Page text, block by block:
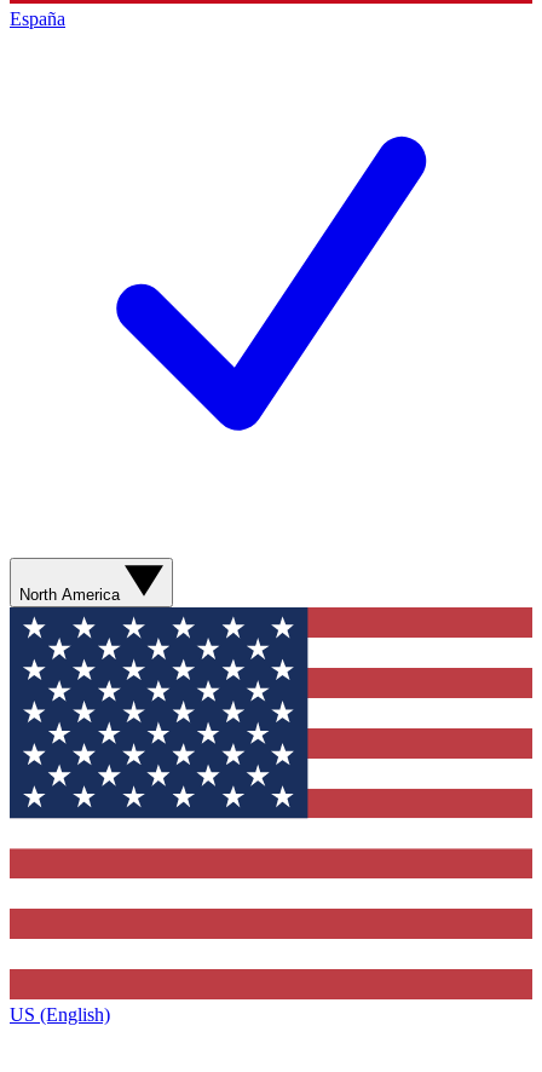
España
North America
US (English)